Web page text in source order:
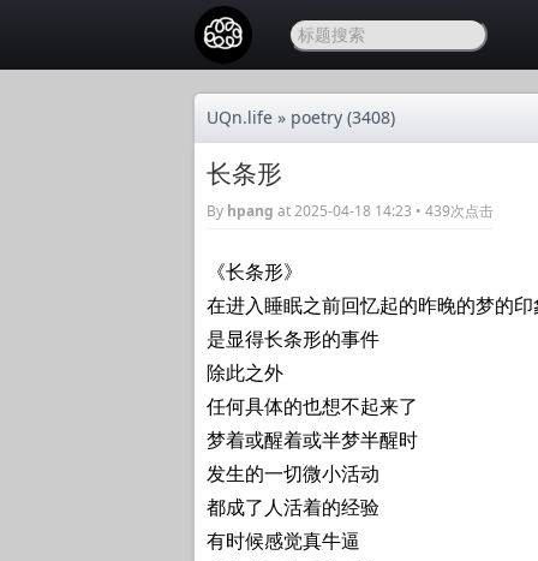
UQn.life » poetry (3408)
长条形
By hpang at 2025-04-18 14:23 • 439次点击
《长条形》
在进入睡眠之前回忆起的昨晚的梦的印
是显得长条形的事件
除此之外
任何具体的也想不起来了
梦着或醒着或半梦半醒时
发生的一切微小活动
都成了人活着的经验
有时候感觉真牛逼